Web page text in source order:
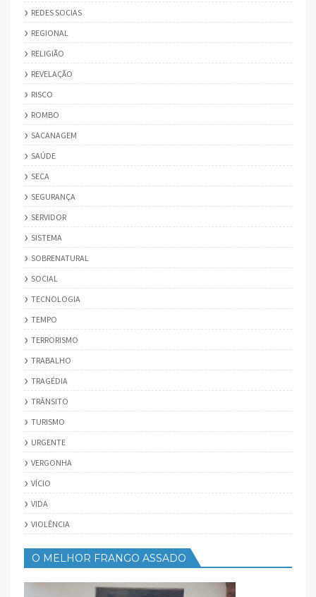
REDES SOCIAS
REGIONAL
RELIGIÃO
REVELAÇÃO
RISCO
ROMBO
SACANAGEM
SAÚDE
SECA
SEGURANÇA
SERVIDOR
SISTEMA
SOBRENATURAL
SOCIAL
TECNOLOGIA
TEMPO
TERRORISMO
TRABALHO
TRAGÉDIA
TRÂNSITO
TURISMO
URGENTE
VERGONHA
VÍCIO
VIDA
VIOLÊNCIA
O MELHOR FRANGO ASSADO